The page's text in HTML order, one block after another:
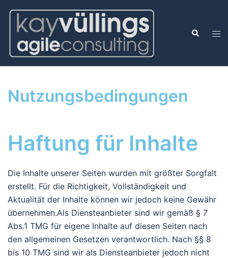
Nutzungsbedingungen
Haftung für Inhalte
Die Inhalte unserer Seiten wurden mit größter Sorgfalt
erstellt. Für die Richtigkeit, Vollständigkeit und
Aktualität der Inhalte können wir jedoch keine Gewähr
übernehmen.Als Diensteanbieter sind wir gemäß § 7
Abs.1 TMG für eigene Inhalte auf diesen Seiten nach
den allgemeinen Gesetzen verantwortlich. Nach §§ 8
bis 10 TMG sind wir als Diensteanbieter jedoch nicht